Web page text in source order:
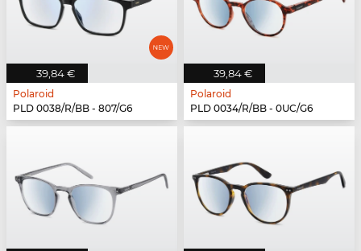
39,84 €
Polaroid
PLD 0038/R/BB - 807/G6
39,84 €
Polaroid
PLD 0034/R/BB - 0UC/G6